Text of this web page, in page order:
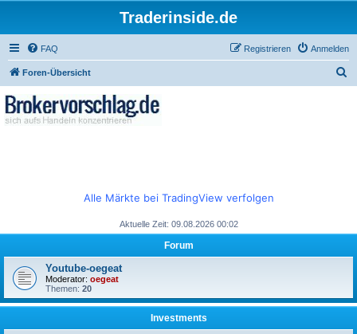
Traderinside.de
FAQ Anmelden
Registrieren
Foren-Übersicht
Alle Märkte bei TradingView verfolgen
Aktuelle Zeit: 09.08.2026 00:02
Forum
Youtube-oegeat
Moderator: oegeat
Themen: 20
Investments